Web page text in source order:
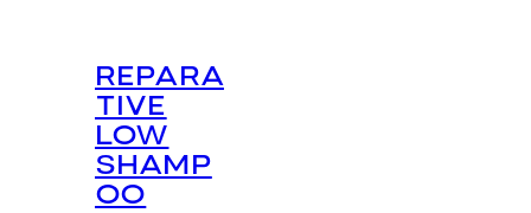
REPARA
TIVE
LOW
SHAMP
OO